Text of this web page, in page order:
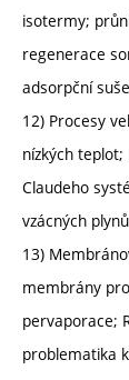
isotermy;
regenerace
adsorpční
12) Procesy
nízkých teplot;
Claudeho
vzácných
13)
membrány
pervaporace;
problematika